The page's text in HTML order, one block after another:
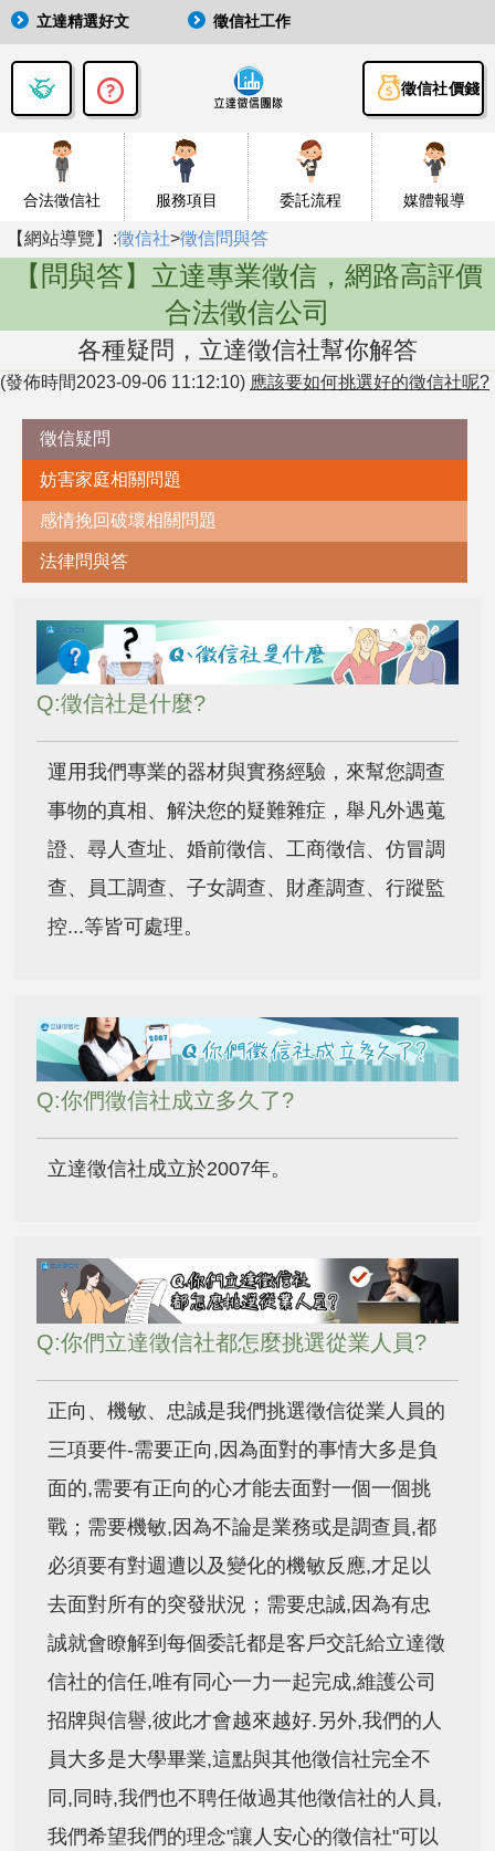
合法徵信社 服務項目 委託流程 媒體報導
徵信社價錢
立達精選好文 徵信社工作
【網站導覽】:徵信社>徵信問與答
【問與答】立達專業徵信，網路高評價
合法徵信公司
各種疑問，立達徵信社幫你解答
(發佈時間2023-09-06 11:12:10) 應該要如何挑選好的徵信社呢?
徵信疑問
妨害家庭相關問題
感情挽回破壞相關問題
法律問與答
Q:徵信社是什麼?
運用我們專業的器材與實務經驗，來幫您調查
事物的真相、解決您的疑難雜症，舉凡外遇蒐
證、尋人查址、婚前徵信、工商徵信、仿冒調
查、員工調查、子女調查、財產調查、行蹤監
控...等皆可處理。
Q:你們徵信社成立多久了?
立達徵信社成立於2007年。
Q:你們立達徵信社都怎麼挑選從業人員?
正向、機敏、忠誠是我們挑選徵信從業人員的
三項要件-需要正向,因為面對的事情大多是負
面的,需要有正向的心才能去面對一個一個挑
戰；需要機敏,因為不論是業務或是調查員,都
必須要有對週遭以及變化的機敏反應,才足以
去面對所有的突發狀況；需要忠誠,因為有忠
誠就會瞭解到每個委託都是客戶交託給立達徵
信社的信任,唯有同心一力一起完成,維護公司
招牌與信譽,彼此才會越來越好.另外,我們的人
員大多是大學畢業,這點與其他徵信社完全不
同,同時,我們也不聘任做過其他徵信社的人員,
我們希望我們的理念"讓人安心的徵信社"可以